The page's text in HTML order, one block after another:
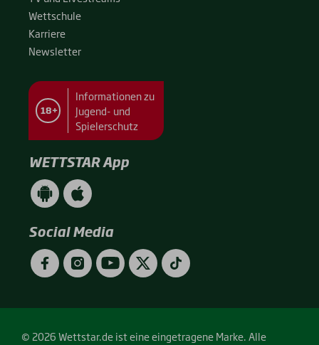
Wett­schu­le
Kar­rie­re
News­let­ter
18+
Informationen zu
Jugend- und
Spielerschutz
WETTSTAR App
WETTSTAR
App
(Android
/
Google
Play)
WETTSTAR
App
(Apple
/
App
Store)
Social Media
FacebookInstagramYouTubeTwitterTikTok
© 2026 Wettstar.de ist eine eingetragene Marke. Alle